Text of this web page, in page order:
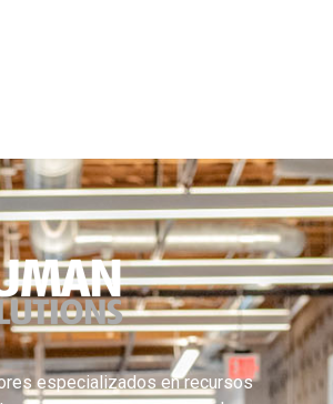
la diferencia generando un valor
y apoyando a las causas
un enfoque centrado en el
de negocio ético en el que
porcentaje de nuestra facturación
que valen la pena,
nuestros clientes y nuestro